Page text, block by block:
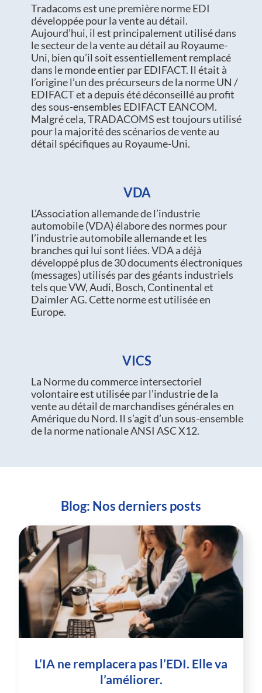
Tradacoms est une première norme EDI
développée pour la vente au détail.
Aujourd’hui, il est principalement utilisé dans
le secteur de la vente au détail au Royaume-
Uni, bien qu’il soit essentiellement remplacé
dans le monde entier par EDIFACT. Il était à
l’origine l’un des précurseurs de la norme UN /
EDIFACT et a depuis été déconseillé au profit
des sous-ensembles EDIFACT EANCOM.
Malgré cela, TRADACOMS est toujours utilisé
pour la majorité des scénarios de vente au
détail spécifiques au Royaume-Uni.
VDA
L’Association allemande de l’industrie
automobile (VDA) élabore des normes pour
l’industrie automobile allemande et les
branches qui lui sont liées. VDA a déjà
développé plus de 30 documents électroniques
(messages) utilisés par des géants industriels
tels que VW, Audi, Bosch, Continental et
Daimler AG. Cette norme est utilisée en
Europe.
VICS
La Norme du commerce intersectoriel
volontaire est utilisée par l’industrie de la
vente au détail de marchandises générales en
Amérique du Nord. Il s’agit d’un sous-ensemble
de la norme nationale ANSI ASC X12.
Blog: Nos derniers posts
L’IA ne remplacera pas l’EDI. Elle va
l’améliorer.